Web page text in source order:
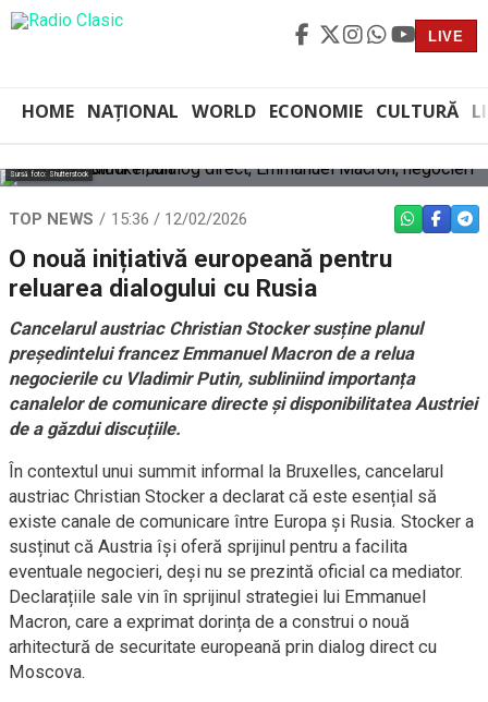
LIVE
HOME NAȚIONAL WORLD ECONOMIE CULTURĂ
Sursă foto: Shutterstock
TOP NEWS 15:36 / 12/02/2026 WHATSAPP
O nouă inițiativă europeană pentru
reluarea dialogului cu Rusia
Cancelarul austriac Christian Stocker susține planul
președintelui francez Emmanuel Macron de a relua
negocierile cu Vladimir Putin, subliniind importanța
canalelor de comunicare directe și disponibilitatea Austriei
de a găzdui discuțiile.
În contextul unui summit informal la Bruxelles, cancelarul
austriac Christian Stocker a declarat că este esențial să
existe canale de comunicare între Europa și Rusia. Stocker a
susținut că Austria își oferă sprijinul pentru a facilita
eventuale negocieri, deși nu se prezintă oficial ca mediator.
Declarațiile sale vin în sprijinul strategiei lui Emmanuel
Macron, care a exprimat dorința de a construi o nouă
arhitectură de securitate europeană prin dialog direct cu
Moscova.